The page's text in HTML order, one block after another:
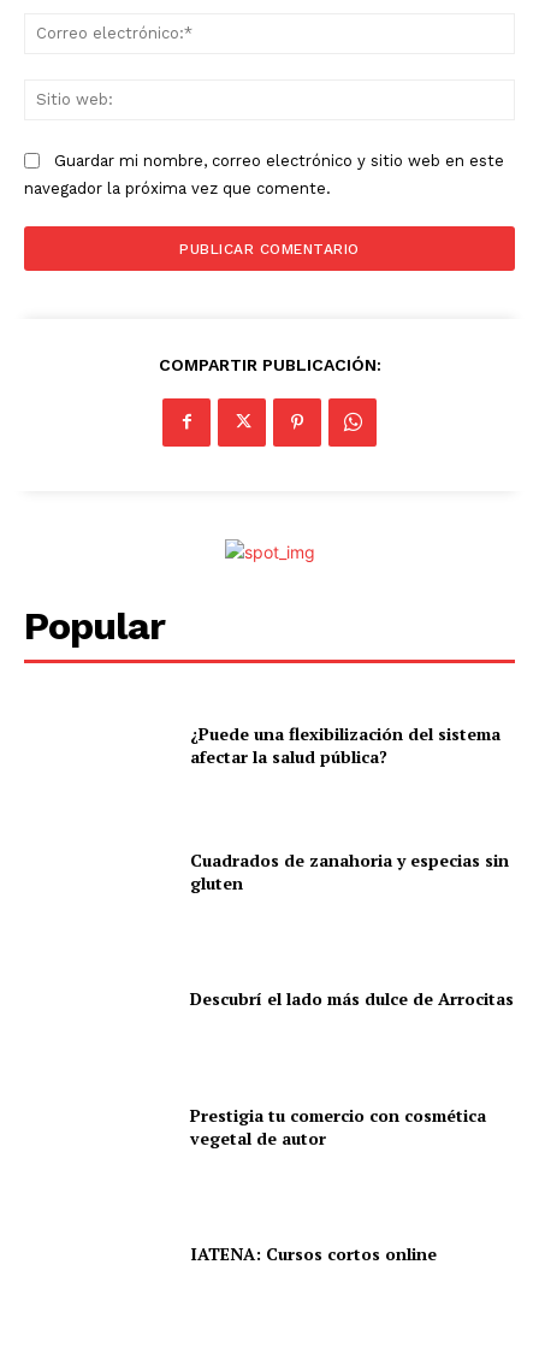
Guardar mi nombre, correo electrónico y sitio web en este
navegador la próxima vez que comente.
COMPARTIR PUBLICACIÓN:
Popular
¿Puede una flexibilización del sistema
afectar la salud pública?
Cuadrados de zanahoria y especias sin
gluten
Descubrí el lado más dulce de Arrocitas
Prestigia tu comercio con cosmética
vegetal de autor
IATENA: Cursos cortos online